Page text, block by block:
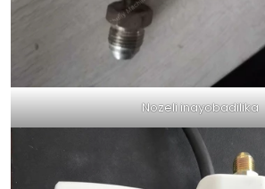
Nozeli inayobadilika